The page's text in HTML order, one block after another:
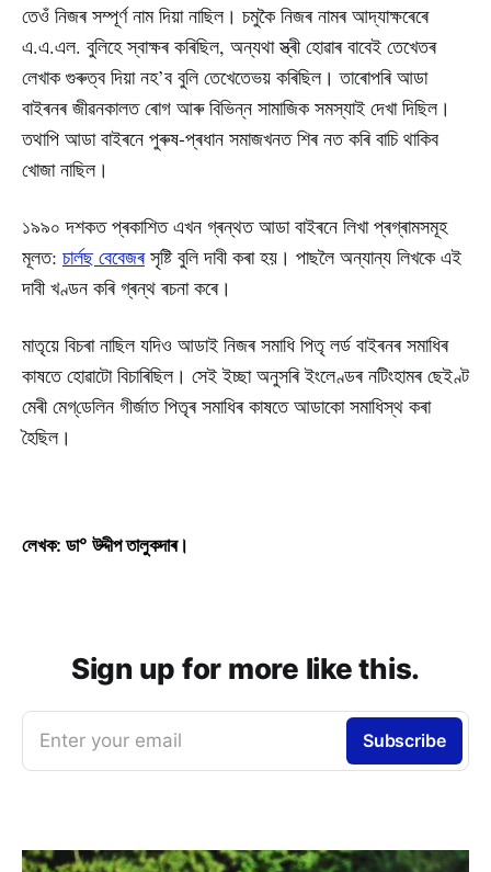
তেওঁ নিজৰ সম্পূৰ্ণ নাম দিয়া নাছিল। চমুকৈ নিজৰ নামৰ আদ্যাক্ষৰেৰে
এ.এ.এল. বুলিহে স্বাক্ষৰ কৰিছিল, অন্যথা স্ত্ৰী হোৱাৰ বাবেই তেখেতৰ
লেখাক গুৰুত্ব দিয়া নহ’ব বুলি তেখেতেভয় কৰিছিল। তাৰোপৰি আডা
বাইৰনৰ জীৱনকালত ৰোগ আৰু বিভিন্ন সামাজিক সমস্যাই দেখা দিছিল।
তথাপি আডা বাইৰনে পুৰুষ-প্ৰধান সমাজখনত শিৰ নত কৰি বাচি থাকিব
খোজা নাছিল।
১৯৯০ দশকত প্ৰকাশিত এখন গ্ৰন্থত আডা বাইৰনে লিখা প্ৰগ্ৰামসমূহ
মূলত: চাৰ্লছ বেবেজৰসৃষ্টি বুলি দাবী কৰা হয়। পাছলৈ অন্যান্য লিখকে এই
দাবী খণ্ডন কৰি গ্ৰন্থ ৰচনা কৰে।
মাতৃয়ে বিচৰা নাছিল যদিও আডাই নিজৰ সমাধি পিতৃ লৰ্ড বাইৰনৰ সমাধিৰ
কাষতে হোৱাটো বিচাৰিছিল। সেই ইচ্ছা অনুসৰি ইংলেণ্ডৰ নটিংহামৰ ছেইণ্ট
মেৰী মেগ্‌ডেলিন গীৰ্জাত পিতৃৰ সমাধিৰ কাষতে আডাকো সমাধিস্থ কৰা
হৈছিল।
লেখক: ডা° উদ্দীপ তালুকদাৰ।
Sign up for more like this.
Enter your email Subscribe